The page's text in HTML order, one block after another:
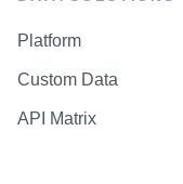
Platform
Custom Data
API Matrix